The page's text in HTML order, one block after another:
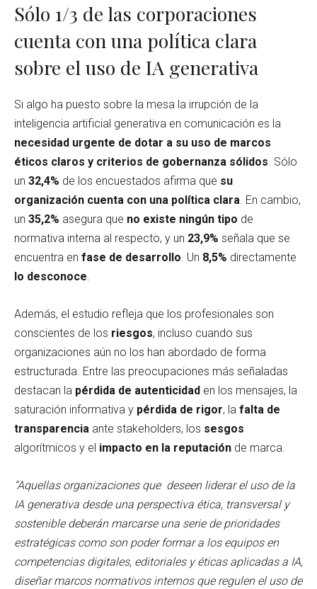
Sólo 1/3 de las corporaciones
cuenta con una política clara
sobre el uso de IA generativa
Si algo ha puesto sobre la mesa la irrupción de la
inteligencia artificial generativa en comunicación es la
necesidad urgente de dotar a su uso de marcos
éticos claros y criterios de gobernanza sólidos. Sólo
un 32,4% de los encuestados afirma que su
organización cuenta con una política clara. En cambio,
un 35,2% asegura que no existe ningún tipo de
normativa interna al respecto, y un 23,9% señala que se
encuentra en fase de desarrollo. Un 8,5% directamente
lo desconoce.
Además, el estudio refleja que los profesionales son
conscientes de los riesgos, incluso cuando sus
organizaciones aún no los han abordado de forma
estructurada. Entre las preocupaciones más señaladas
destacan la pérdida de autenticidad en los mensajes, la
saturación informativa y pérdida de rigor, la falta de
transparencia ante stakeholders, los sesgos
algorítmicos y el impacto en la reputación de marca.
“Aquellas organizaciones que deseen liderar el uso de la
IA generativa desde una perspectiva ética, transversal y
sostenible deberán marcarse una serie de prioridades
estratégicas como son poder formar a los equipos en
competencias digitales, editoriales y éticas aplicadas a IA,
diseñar marcos normativos internos que regulen el uso de